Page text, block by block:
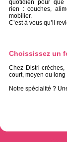
quotidien pour
rien : couches,
mobilier.
C’est à vous qu’il
Choississez un
Chez Distri-
court, moyen ou long
Notre spécialité ?